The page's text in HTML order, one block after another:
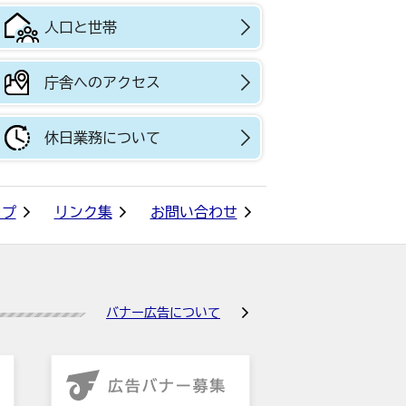
人口と世帯
庁舎へのアクセス
休日業務について
リンク集 お問い合わせ
バナー広告について